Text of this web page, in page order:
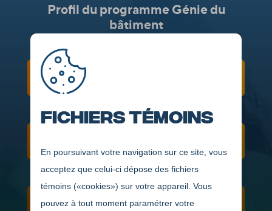
Fichiers témoins
En poursuivant votre navigation sur ce site, vous
acceptez que celui-ci dépose des fichiers
témoins («cookies») sur votre appareil. Vous
pouvez à tout moment paramétrer votre
Profil du programme Génie du
bâtiment
DESCRIPTION
CONDITIONS D'ADMISSION